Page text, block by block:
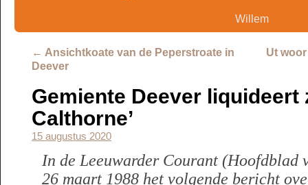
Willem
← Ansichtkoate van de Peperstroate in
Deever
Ut
Gemiente Deever liquideert
Calthorne’
15 augustus 2020
In de Leeuwarder Courant (Hoofdblad
26 maart 1988 het volgende bericht